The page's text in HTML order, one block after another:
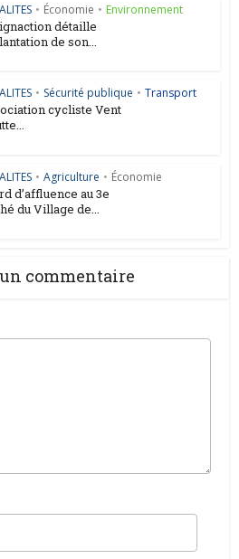
• Économie • Environnement
détaille
de son...
• Sécurité publique • Transport
cycliste Vent
• Agriculture • Économie
d’affluence au 3e
du Village de...
commentaire